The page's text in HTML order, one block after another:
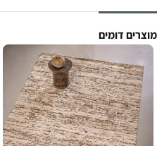
מוצרים דומים